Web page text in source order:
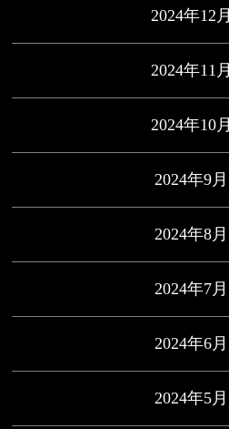
2024年12月
2024年11月
2024年10月
2024年9月
2024年8月
2024年7月
2024年6月
2024年5月